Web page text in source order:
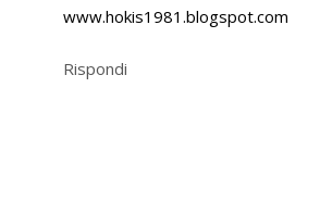
www.hokis1981.blogspot.com
Rispondi